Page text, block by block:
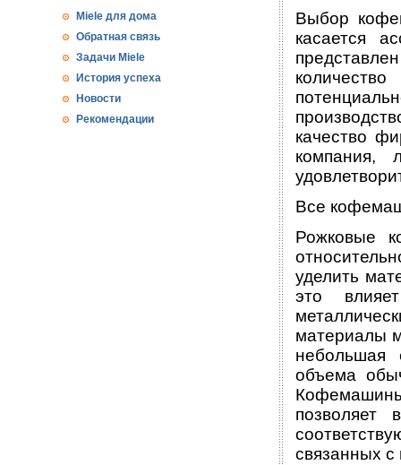
Miele для дома
Обратная связь
Задачи Miele
История успеха
Новости
Рекомендации
Выбор
касается
качество
компания,
Все
Рожковые
уделить
это
материалы
небольшая
объема
позволяет
связанных с